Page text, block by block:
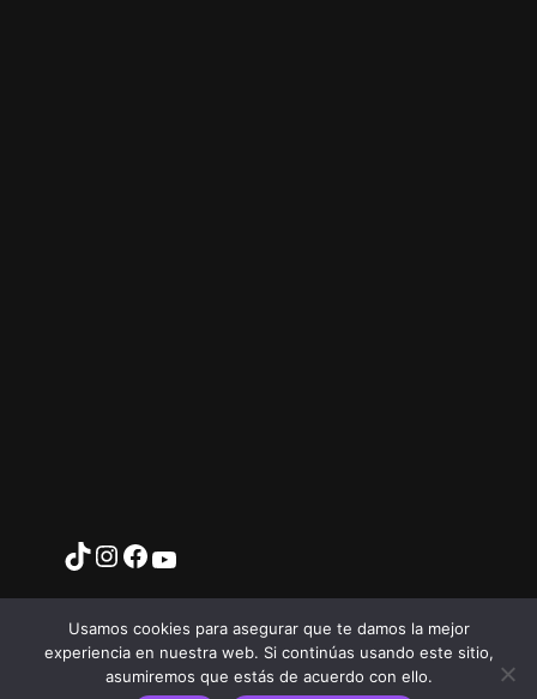
Usamos cookies para asegurar que te damos la mejor
experiencia en nuestra web. Si continúas usando este sitio,
asumiremos que estás de acuerdo con ello.